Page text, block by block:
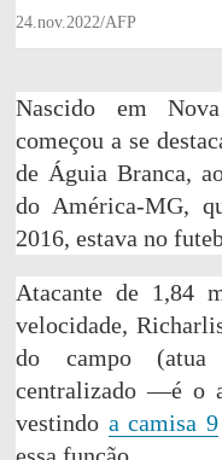
24.nov.2022/AFP
Nascido em
começou a se
de Águia Branca,
do América-MG,
2016, estava no
Atacante de 1,84
velocidade,
do campo (atua
centralizado —é o
vestindo a camisa 9